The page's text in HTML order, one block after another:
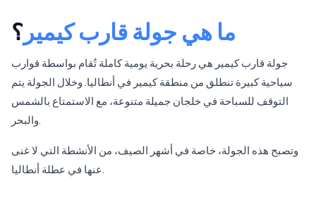
ما هي جولة قارب كيمير ؟
جولة قارب كيمير هي رحلة بحرية يومية كاملة تُقام بواسطة قوارب
سياحية كبيرة تنطلق من منطقة كيمير في أنطاليا. وخلال الجولة يتم
التوقف للسباحة في خلجان جميلة متنوعة، مع الاستمتاع بالشمس
والبحر.
وتصبح هذه الجولة، خاصة في أشهر الصيف، من الأنشطة التي لا غنى
عنها في عطلة أنطاليا.